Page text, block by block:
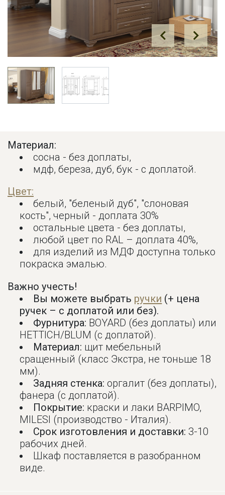
Prev Next
Материал:
сосна - без доплаты,
мдф, береза, дуб, бук - с доплатой.
Цвет:
белый, "беленый дуб", "слоновая
кость", черный - доплата 30%
остальные цвета - без доплаты,
любой цвет по RAL – доплата 40%,
для изделий из МДФ доступна только
покраска эмалью.
Важно учесть!
Вы можете выбрать ручки (+ цена
ручек – с доплатой или без).
Фурнитура: BOYARD (без доплаты) или
HETTICH/BLUM (с доплатой).
Материал: щит мебельный
сращенный (класс Экстра, не тоньше 18
мм).
Задняя стенка: оргалит (без доплаты),
фанера (с доплатой).
Покрытие: краски и лаки BARPIMO,
MILESI (производство - Италия).
Срок изготовления и доставки: 3-10
рабочих дней.
Шкаф поставляется в разобранном
виде.